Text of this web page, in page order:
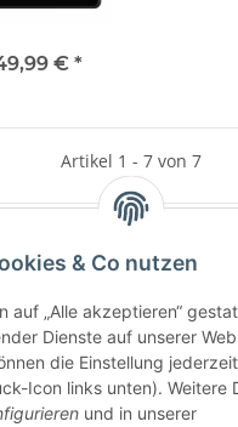
€ *
Artikel 1 - 7 von 7
& Co nutzen
auf „Alle akzeptieren“
Dienste auf unserer
die Einstellung
Icon links unten). Weitere
und in unserer